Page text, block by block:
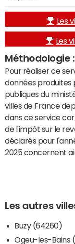
Les
Les
Méthodologie :
Pour réaliser ce
données produites
publiques du
villes de France
dans ce service
de l'impôt sur le
déclarés pour
2025 concernent
Les autres
Buzy (64260)
Ogeu-les-Bains